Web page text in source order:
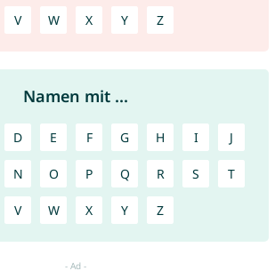
V W X Y Z
Namen mit ...
D E F G H I J
N O P Q R S T
V W X Y Z